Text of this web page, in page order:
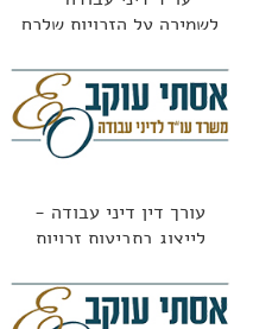
לשמירה על הזכויות שלכם
עורך דין דיני עבודה -
לייצוג בתביעות זכויות
הקורונה